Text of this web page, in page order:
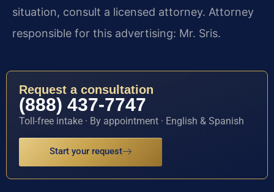
situation, consult a licensed attorney. Attorney
responsible for this advertising: Mr. Sris.
Request a consultation
(888) 437-7747
Toll-free intake · By appointment · English & Spanish
Start your request